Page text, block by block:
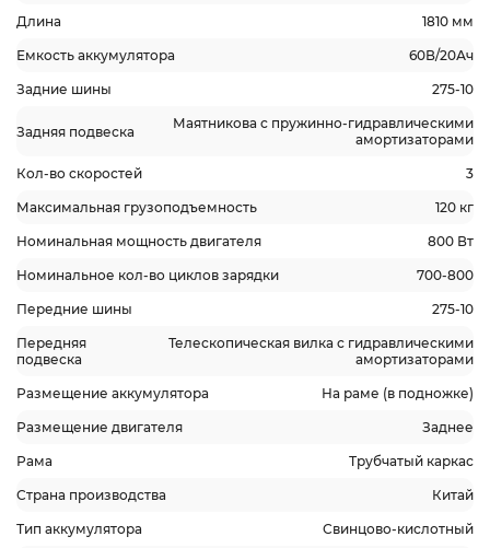
Длина 1810 мм
Емкость аккумулятора 60В/20Ач
Задние шины 275-10
Задняя подвеска
Маятникова с пружинно-гидравлическими
амортизаторами
Кол-во скоростей 3
Максимальная грузоподъемность 120 кг
Номинальная мощность двигателя 800 Вт
Номинальное кол-во циклов зарядки 700-800
Передние шины 275-10
Передняя
подвеска
Телескопическая вилка с гидравлическими
амортизаторами
Размещение аккумулятора На раме (в подножке)
Размещение двигателя Заднее
Рама Трубчатый каркас
Страна производства Китай
Тип аккумулятора Свинцово-кислотный